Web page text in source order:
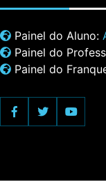
Painel do Aluno:
Painel do
Painel do